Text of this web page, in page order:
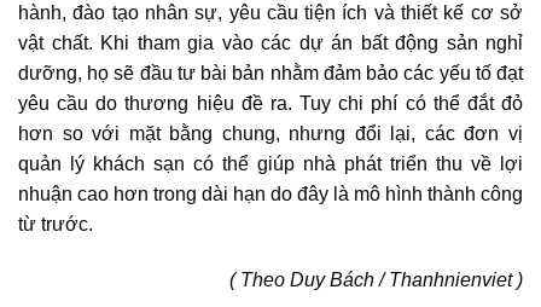
hành, đào tạo nhân sự, yêu cầu tiện ích và thiết kế cơ sở
vật chất. Khi tham gia vào các dự án bất động sản nghỉ
dưỡng, họ sẽ đầu tư bài bản nhằm đảm bảo các yếu tố đạt
yêu cầu do thương hiệu đề ra. Tuy chi phí có thể đắt đỏ
hơn so với mặt bằng chung, nhưng đổi lại, các đơn vị
quản lý khách sạn có thể giúp nhà phát triển thu về lợi
nhuận cao hơn trong dài hạn do đây là mô hình thành công
từ trước.
( Theo Duy Bách / Thanhnienviet )